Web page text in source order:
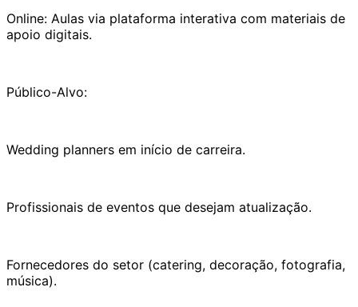
Online: Aulas via plataforma interativa com materiais de
apoio digitais.
Público-Alvo:
Wedding planners em início de carreira.
Profissionais de eventos que desejam atualização.
Fornecedores do setor (catering, decoração, fotografia,
música).